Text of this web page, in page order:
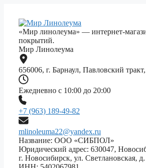
«Мир линолеума» — интернет-
покрытий.
Мир Линолеума
656006, г. Барнаул, Павловский
Ежедневно с 10:00 до 20:00
+7 (963) 189-49-82
mlinoleuma22@yandex.ru
Название: ООО «СИБПОЛ»
Юридический адрес: 630047,
г. Новосибирск, ул. Светлановская,